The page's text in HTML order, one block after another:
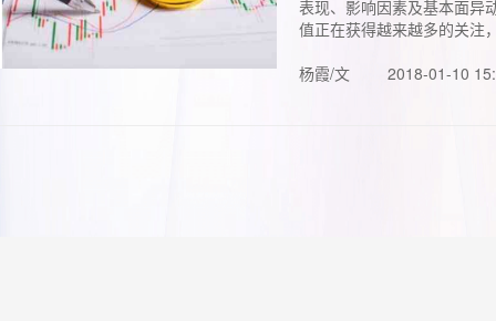
表现、影响因素及基本面异
值正在获得越来越多的关注
杨霞/文
2018-01-10